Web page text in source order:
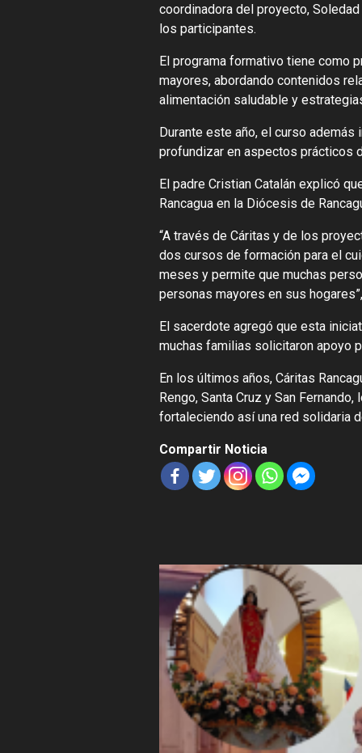
coordinadora del proyecto,
los participantes.
El programa formativo tiene como
mayores, abordando contenidos
alimentación saludable y
Durante este año, el curso además
profundizar en aspectos prácticos
El padre Cristian Catalán explicó
Rancagua en la Diócesis de
“A través de Cáritas y de los
dos cursos de formación para el
meses y permite que muchas
personas mayores en sus
El sacerdote agregó que esta
muchas familias solicitaron apoyo
En los últimos años, Cáritas
Rengo, Santa Cruz y San
fortaleciendo así una red solidaria
Compartir Noticia